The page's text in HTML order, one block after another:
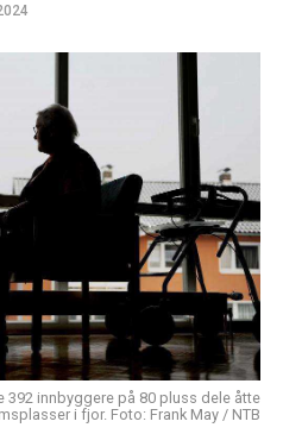
392 innbyggere på 80 pluss dele åtte
i fjor. Foto: Frank May / NTB